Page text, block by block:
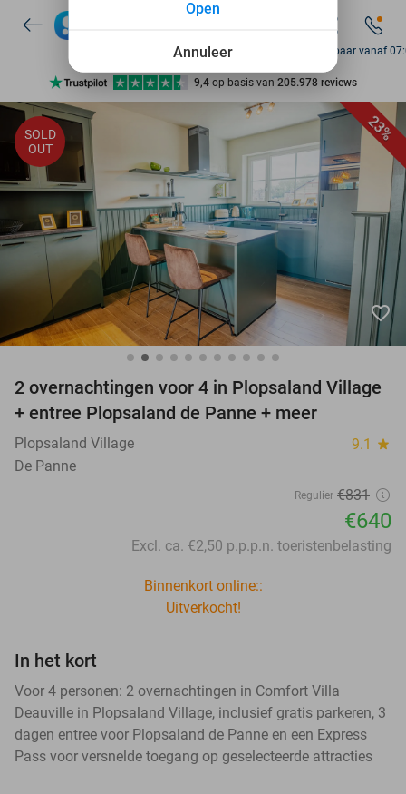
7 dagen per week beschikbaar
10+ miljoen leden
9,4 op basis van 205.978 reviews
Ontdek 15.000+ deals
7 dagen per week beschikbaar
10+ miljoen leden
Bereikbaar vanaf
23%
SOLD
OUT
favorite_border
2 overnachtingen voor 4 in Plopsaland Village
+ entree Plopsaland de Panne + meer
Plopsaland Village 9.1 star
De Panne
Regulier €831
€640
Excl. ca. €2,50 p.p.p.n. toeristenbelasting
Binnenkort online::
Uitverkocht!
In het kort
Voor 4 personen: 2 overnachtingen in Comfort Villa
Deauville in Plopsaland Village, inclusief gratis parkeren, 3
dagen entree voor Plopsaland de Panne en een Express
Pass voor versnelde toegang op geselecteerde attracties
Annuleer
Open